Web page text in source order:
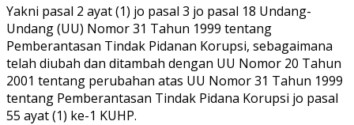
Yakni pasal 2 ayat (1) jo pasal 3 jo pasal 18 Undang-
Undang (UU) Nomor 31 Tahun 1999 tentang
Pemberantasan Tindak Pidanan Korupsi, sebagaimana
telah diubah dan ditambah dengan UU Nomor 20 Tahun
2001 tentang perubahan atas UU Nomor 31 Tahun 1999
tentang Pemberantasan Tindak Pidana Korupsi jo pasal
55 ayat (1) ke-1 KUHP.